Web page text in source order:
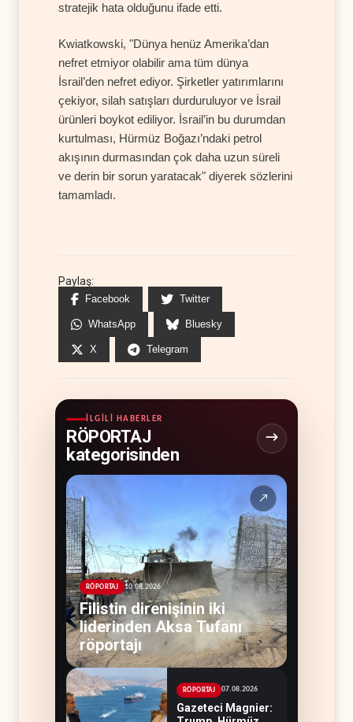
stratejik hata olduğunu ifade etti.
Kwiatkowski, "Dünya henüz Amerika’dan
nefret etmiyor olabilir ama tüm dünya
İsrail’den nefret ediyor. Şirketler yatırımlarını
çekiyor, silah satışları durduruluyor ve İsrail
ürünleri boykot ediliyor. İsrail’in bu durumdan
kurtulması, Hürmüz Boğazı’ndaki petrol
akışının durmasından çok daha uzun süreli
ve derin bir sorun yaratacak" diyerek sözlerini
tamamladı.
Paylaş:
Facebook Twitter
WhatsApp Bluesky
X Telegram
İLGILI HABERLER
RÖPORTAJ
kategorisinden
↗
RÖPORTAJ 10.08.2026
Filistin direnişinin iki
liderinden Aksa Tufanı
röportajı
RÖPORTAJ 07.08.2026
Gazeteci Magnier: